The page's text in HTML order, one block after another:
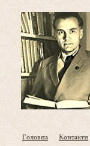
Головна Контакти